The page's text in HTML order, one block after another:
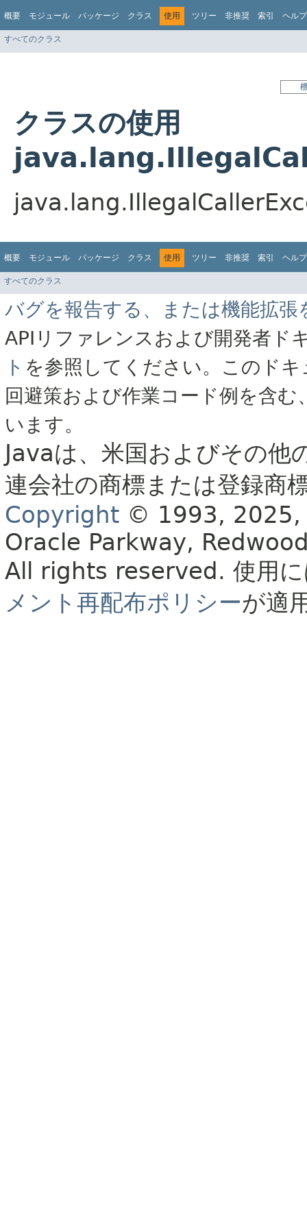
概要 モジュール パッケージ クラス 使用 ツリー 非推奨 索引 ヘルプ
すべてのクラス
クラスの使用
概要 モジュール パッケージ クラス 使用 ツリー 非推奨 索引 ヘルプ
すべてのクラス
バグを報告する、または機能拡張
APIリファレンスおよび開発者ド
ト を参照してください。このド
回避策および作業コード例を含
います。
Javaは、米国およびその
連会社の商標または登録商
Copyright © 1993, 2025,
Oracle Parkway,
All rights reserved. 使用
メント再配布ポリシーが適